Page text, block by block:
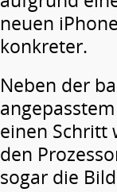
neuen
konkreter.
Neben der
einen Schritt
den
sogar die